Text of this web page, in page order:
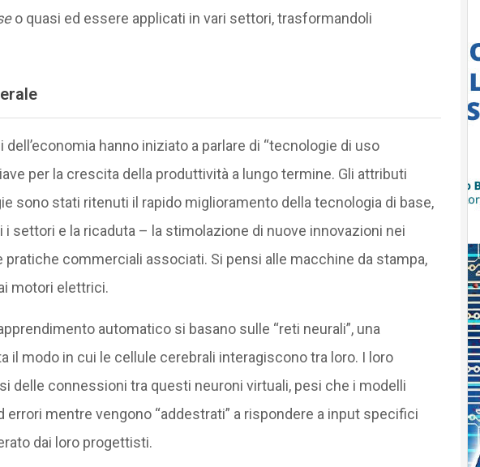
o quasi ed essere applicati in vari settori, trasformandoli
dell’economia hanno iniziato a parlare di “tecnologie di uso
per la crescita della produttività a lungo termine. Gli attributi
sono stati ritenuti il rapido miglioramento della tecnologia di base,
i settori e la ricaduta – la stimolazione di nuove innovazioni nei
pratiche commerciali associati. Si pensi alle macchine da stampa,
motori elettrici.
automatico si basano sulle “reti neurali”, una
il modo in cui le cellule cerebrali interagiscono tra loro. I loro
delle connessioni tra questi neuroni virtuali, pesi che i modelli
errori mentre vengono “addestrati” a rispondere a input specifici
dai loro progettisti.